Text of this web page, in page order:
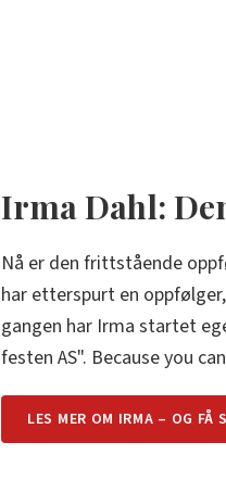
Irma Dahl:
Nå er den frittstående
har etterspurt en
gangen har Irma startet
festen AS". Because you
LES MER OM IRMA – OG FÅ